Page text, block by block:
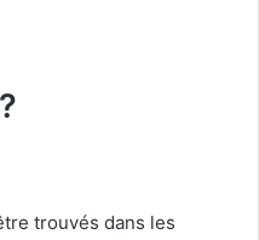
trouvés dans les